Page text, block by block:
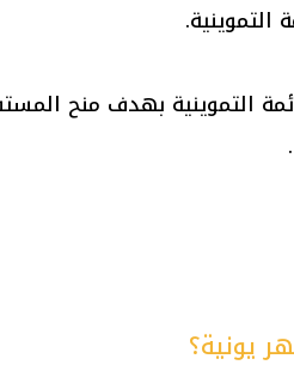
التموينية بهدف منح
يونية؟